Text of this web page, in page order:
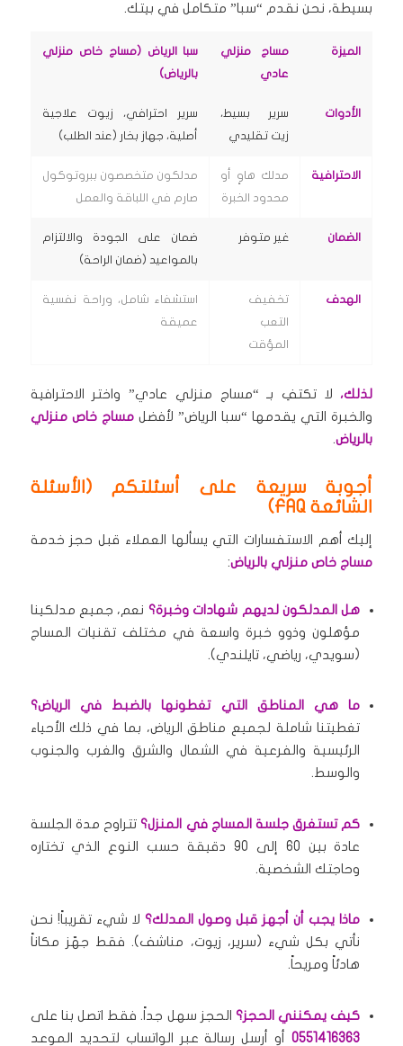
بسيطة، نحن نقدم “سبا” متكامل في بيتك.
الميزة
مساج منزلي
عادي
سبا الرياض (مساج خاص منزلي
بالرياض)
الأدوات
سرير بسيط،
زيت تقليدي
سرير احترافي، زيوت علاجية
أصلية، جهاز بخار (عند الطلب)
الاحترافية
مدلك هاوٍ أو
محدود الخبرة
مدلكون متخصصون ببروتوكول
صارم في اللباقة والعمل
الضمان غير متوفر
ضمان على الجودة والالتزام
بالمواعيد (ضمان الراحة)
الهدف
تخفيف
التعب
المؤقت
استشفاء شامل، وراحة نفسية
عميقة
لذلك، لا تكتفِ بـ “مساج منزلي عادي” واختر الاحترافية
والخبرة التي يقدمها “سبا الرياض” لأفضلمساج خاص منزلي
بالرياض.
أجوبة سريعة على أسئلتكم (الأسئلة
الشائعة FAQ)
إليك أهم الاستفسارات التي يسألها العملاء قبل حجز خدمة
مساج خاص منزلي بالرياض:
هل المدلكون لديهم شهادات وخبرة؟ نعم، جميع مدلكينا
مؤهلون وذوو خبرة واسعة في مختلف تقنيات المساج
(سويدي، رياضي، تايلندي).
ما هي المناطق التي تغطونها بالضبط في الرياض؟
تغطيتنا شاملة لجميع مناطق الرياض، بما في ذلك الأحياء
الرئيسية والفرعية في الشمال والشرق والغرب والجنوب
والوسط.
كم تستغرق جلسة المساج في المنزل؟ تتراوح مدة الجلسة
عادة بين 60 إلى 90 دقيقة حسب النوع الذي تختاره
وحاجتك الشخصية.
ماذا يجب أن أجهز قبل وصول المدلك؟ لا شيء تقريباً! نحن
نأتي بكل شيء (سرير، زيوت، مناشف). فقط جهّز مكاناً
هادئاً ومريحاً.
كيف يمكنني الحجز؟ الحجز سهل جداً. فقط اتصل بنا على
0551416363أو أرسل رسالة عبر الواتساب لتحديد الموعد